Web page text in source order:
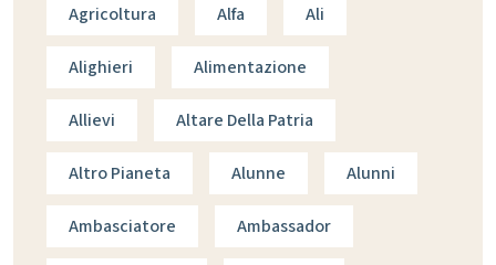
Agricoltura Alfa Ali
Alighieri Alimentazione
Allievi Altare Della Patria
Altro Pianeta Alunne Alunni
Ambasciatore Ambassador